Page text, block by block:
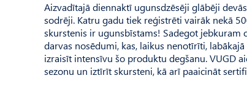
Aizvadītajā diennaktī ugunsdzēsēji glābēji
sodrēji. Katru gadu tiek reģistrēti vairāk nekā
skurstenis ir ugunsbīstams! Sadegot jebkuram
darvas nosēdumi, kas, laikus nenotīrīti,
izraisīt intensīvu šo produktu degšanu. VUGD
sezonu un iztīrīt skursteni, kā arī paaicināt